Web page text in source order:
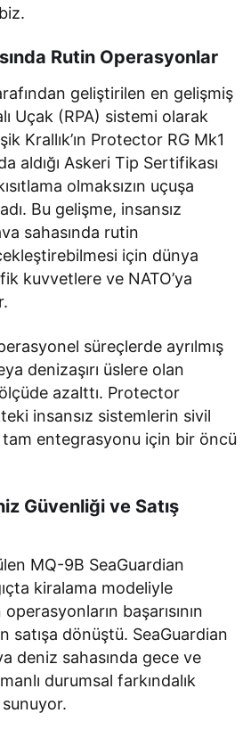
Rutin Operasyonlar
geliştirilen en gelişmiş
Uçak (RPA) sistemi olarak
Krallık’ın Protector RG Mk1
aldığı Askeri Tip Sertifikası
olmaksızın uçuşa
Bu gelişme, insansız
sahasında rutin
için dünya
kuvvetlere ve NATO’ya
süreçlerde ayrılmış
denizaşırı üslere olan
ölçüde azalttı. Protector
insansız sistemlerin sivil
tam entegrasyonu için bir öncü
Güvenliği ve Satış
MQ-9B SeaGuardian
kiralama modeliyle
başarısının
satışa dönüştü. SeaGuardian
deniz sahasında gece ve
durumsal farkındalık